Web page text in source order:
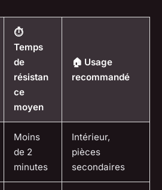
⏱️
Temps
de
résistan
ce
moyen
🏠 Usage
recommandé
Moins
de 2
minutes
Intérieur,
pièces
secondaires